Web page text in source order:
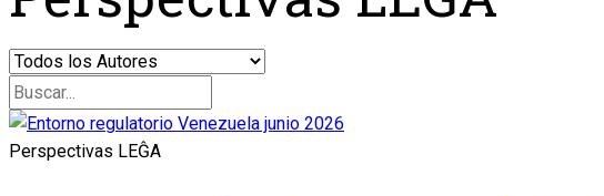
Perspectivas LEĜA